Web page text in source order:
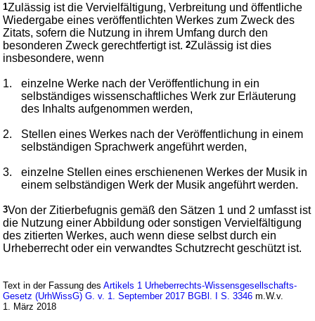
1Zulässig ist die Vervielfältigung, Verbreitung und öffentliche
Wiedergabe eines veröffentlichten Werkes zum Zweck des
Zitats, sofern die Nutzung in ihrem Umfang durch den
besonderen Zweck gerechtfertigt ist.2Zulässig ist dies
insbesondere, wenn
1.
einzelne Werke nach der Veröffentlichung in ein
selbständiges wissenschaftliches Werk zur Erläuterung
des Inhalts aufgenommen werden,
2.
Stellen eines Werkes nach der Veröffentlichung in einem
selbständigen Sprachwerk angeführt werden,
3.
einzelne Stellen eines erschienenen Werkes der Musik in
einem selbständigen Werk der Musik angeführt werden.
3Von der Zitierbefugnis gemäß den Sätzen 1 und 2 umfasst ist
die Nutzung einer Abbildung oder sonstigen Vervielfältigung
des zitierten Werkes, auch wenn diese selbst durch ein
Urheberrecht oder ein verwandtes Schutzrecht geschützt ist.
Text in der Fassung desArtikels 1 Urheberrechts-Wissensgesellschafts-
Gesetz (UrhWissG) G. v. 1. September 2017 BGBl. I S. 3346 m.W.v.
1. März 2018